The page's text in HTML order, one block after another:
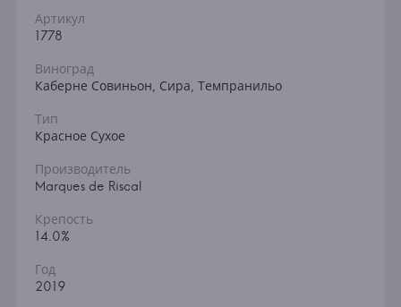
Артикул
1778
Виноград
Каберне Совиньон, Сира, Темпранильо
Тип
Красное Сухое
Производитель
Marques de Riscal
Крепость
14.0%
Год
2019